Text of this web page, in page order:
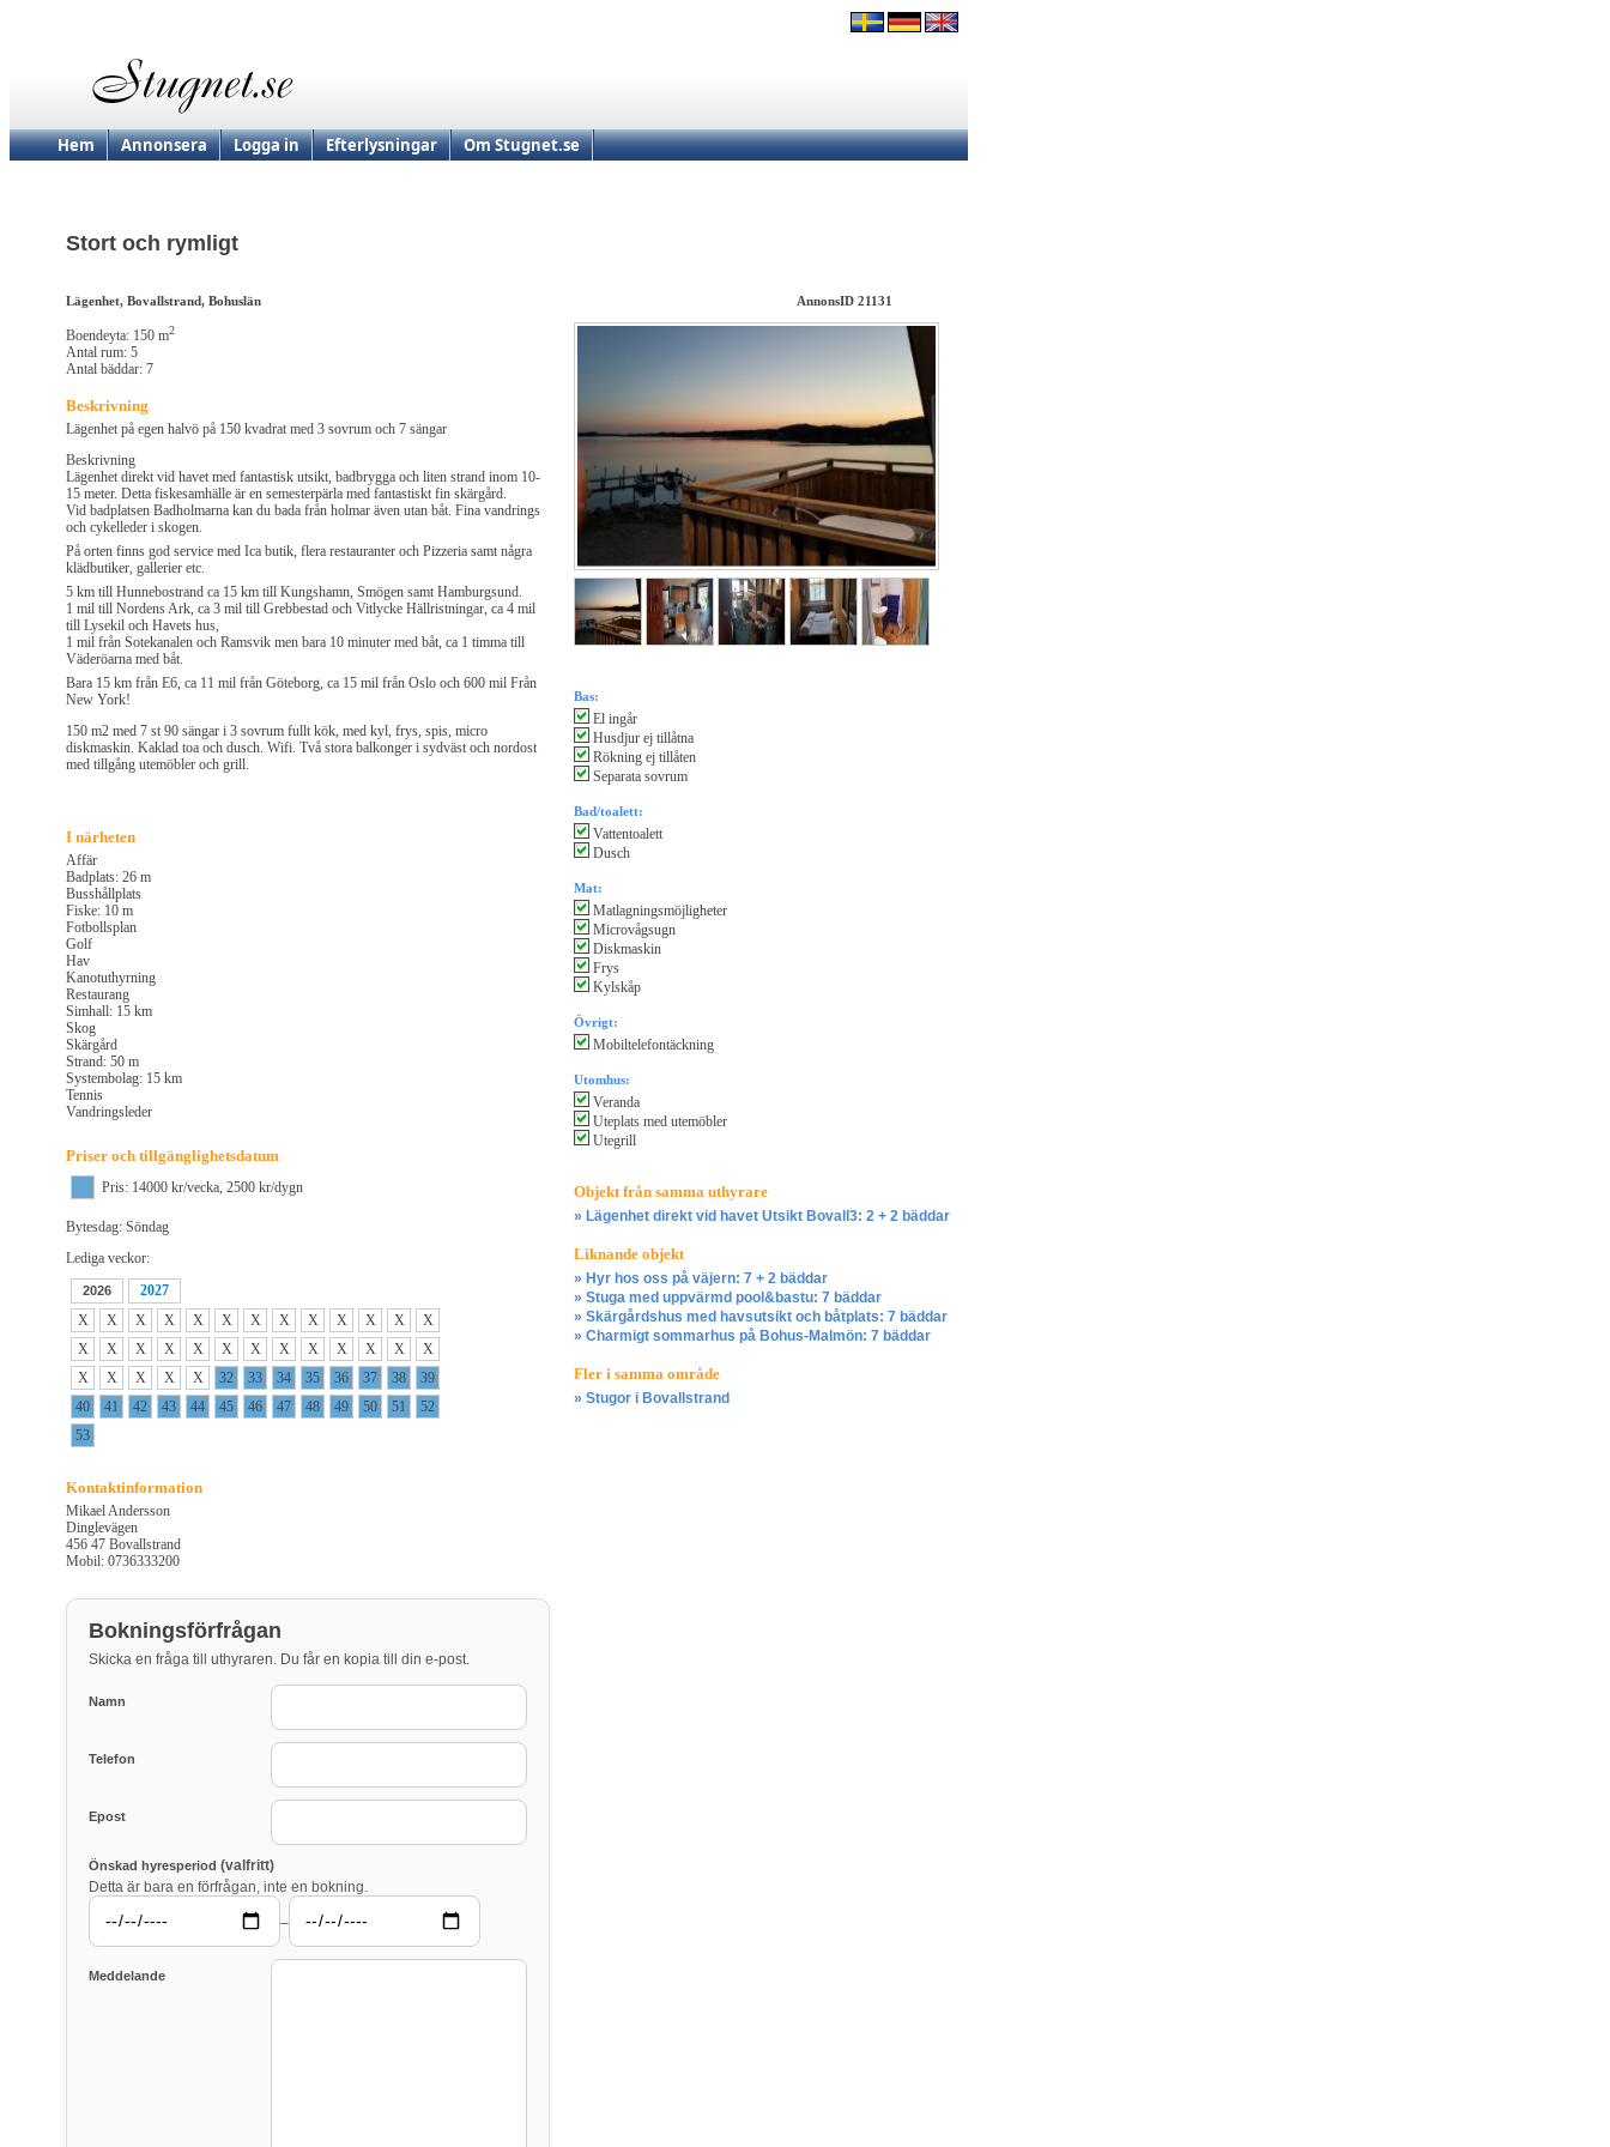
Hem Annonsera Logga in Efterlysningar Om Stugnet.se
Stort och rymligt
Lägenhet, Bovallstrand, Bohuslän AnnonsID 21131
Boendeyta: 150 m2
Antal rum: 5
Antal bäddar: 7
Beskrivning
Lägenhet på egen halvö på 150 kvadrat med 3 sovrum och 7 sängar
Beskrivning
Lägenhet direkt vid havet med fantastisk utsikt, badbrygga och liten strand inom 10-
15 meter. Detta fiskesamhälle är en semesterpärla med fantastiskt fin skärgård.
Vid badplatsen Badholmarna kan du bada från holmar även utan båt. Fina vandrings
och cykelleder i skogen.
På orten finns god service med Ica butik, flera restauranter och Pizzeria samt några
klädbutiker, gallerier etc.
5 km till Hunnebostrand ca 15 km till Kungshamn, Smögen samt Hamburgsund.
1 mil till Nordens Ark, ca 3 mil till Grebbestad och Vitlycke Hällristningar, ca 4 mil
till Lysekil och Havets hus,
1 mil från Sotekanalen och Ramsvik men bara 10 minuter med båt, ca 1 timma till
Väderöarna med båt.
Bara 15 km från E6, ca 11 mil från Göteborg, ca 15 mil från Oslo och 600 mil Från
New York!
150 m2 med 7 st 90 sängar i 3 sovrum fullt kök, med kyl, frys, spis, micro
diskmaskin. Kaklad toa och dusch. Wifi. Två stora balkonger i sydväst och nordost
med tillgång utemöbler och grill.
I närheten
Affär
Badplats: 26 m
Busshållplats
Fiske: 10 m
Fotbollsplan
Golf
Hav
Kanotuthyrning
Restaurang
Simhall: 15 km
Skog
Skärgård
Strand: 50 m
Systembolag: 15 km
Tennis
Vandringsleder
Priser och tillgänglighetsdatum
Pris: 14000 kr/vecka, 2500 kr/dygn
Bytesdag: Söndag
Lediga veckor:
2026
2027
X
X X X X X X X X X X X
X
X
X X X X X X X X X X X
X
X
X X X X 32 33 34 35 36 37 38
39
40
41 42 43 44 45 46 47 48 49 50 51
52
53
Kontaktinformation
Mikael Andersson
Dinglevägen
456 47 Bovallstrand
Mobil: 0736333200
Bokningsförfrågan
Skicka en fråga till uthyraren. Du får en kopia till din e-post.
Namn
Telefon
Epost
Önskad hyresperiod (valfritt)
Detta är bara en förfrågan, inte en bokning.
–
Meddelande
Bas:
El ingår
Husdjur ej tillåtna
Rökning ej tillåten
Separata sovrum
Bad/toalett:
Vattentoalett
Dusch
Mat:
Matlagningsmöjligheter
Microvågsugn
Diskmaskin
Frys
Kylskåp
Övrigt:
Mobiltelefontäckning
Utomhus:
Veranda
Uteplats med utemöbler
Utegrill
Objekt från samma uthyrare
» Lägenhet direkt vid havet Utsikt Bovall3: 2 + 2 bäddar
Liknande objekt
» Hyr hos oss på väjern: 7 + 2 bäddar
» Stuga med uppvärmd pool&bastu: 7 bäddar
» Skärgårdshus med havsutsikt och båtplats: 7 bäddar
» Charmigt sommarhus på Bohus-Malmön: 7 bäddar
Fler i samma område
» Stugor i Bovallstrand